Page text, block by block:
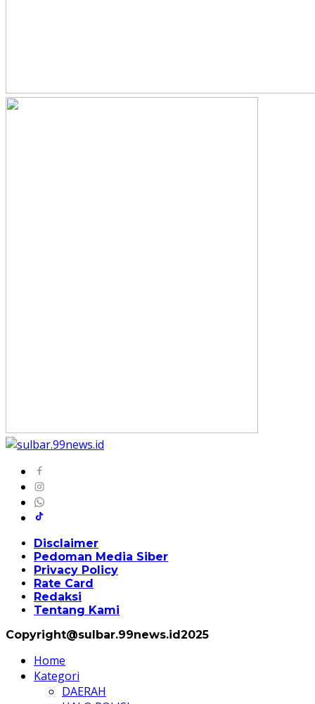
Disclaimer
Pedoman Media Siber
Privacy Policy
Rate Card
Redaksi
Tentang Kami
Copyright@sulbar.99news.id2025
Home
Kategori
DAERAH